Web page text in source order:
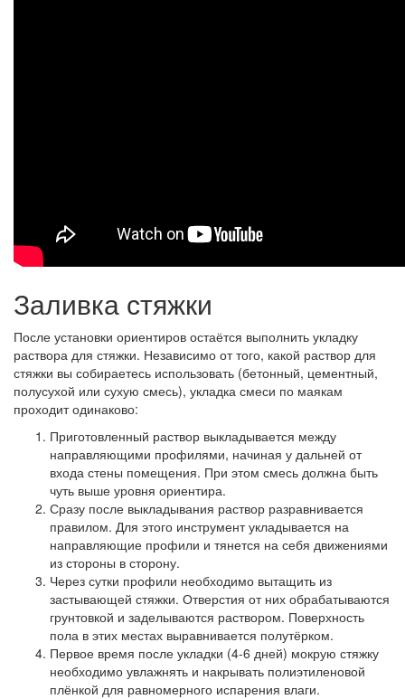
Заливка стяжки
После установки ориентиров остаётся выполнить укладку
раствора для стяжки. Независимо от того, какой раствор для
стяжки вы собираетесь использовать (бетонный, цементный,
полусухой или сухую смесь), укладка смеси по маякам
проходит одинаково:
Приготовленный раствор выкладывается между
направляющими профилями, начиная у дальней от
входа стены помещения. При этом смесь должна быть
чуть выше уровня ориентира.
Сразу после выкладывания раствор разравнивается
правилом. Для этого инструмент укладывается на
направляющие профили и тянется на себя движениями
из стороны в сторону.
Через сутки профили необходимо вытащить из
застывающей стяжки. Отверстия от них обрабатываются
грунтовкой и заделываются раствором. Поверхность
пола в этих местах выравнивается полутёрком.
Первое время после укладки (4-6 дней) мокрую стяжку
необходимо увлажнять и накрывать полиэтиленовой
плёнкой для равномерного испарения влаги.